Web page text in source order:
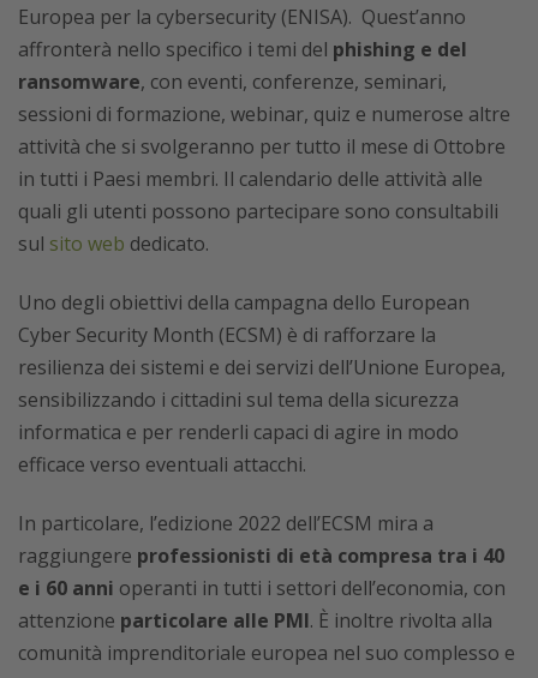
Europea per la cybersecurity (ENISA). Quest’anno
affronterà nello specifico i temi del phishing e del
ransomware, con eventi, conferenze, seminari,
sessioni di formazione, webinar, quiz e numerose altre
attività che si svolgeranno per tutto il mese di Ottobre
in tutti i Paesi membri. Il calendario delle attività alle
quali gli utenti possono partecipare sono consultabili
sul sito web dedicato.
Uno degli obiettivi della campagna dello European
Cyber Security Month (ECSM) è di rafforzare la
resilienza dei sistemi e dei servizi dell’Unione Europea,
sensibilizzando i cittadini sul tema della sicurezza
informatica e per renderli capaci di agire in modo
efficace verso eventuali attacchi.
In particolare, l’edizione 2022 dell’ECSM mira a
raggiungere professionisti di età compresa tra i 40
e i 60 anni operanti in tutti i settori dell’economia, con
attenzione particolare alle PMI. È inoltre rivolta alla
comunità imprenditoriale europea nel suo complesso e